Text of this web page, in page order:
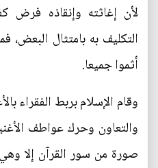
لأن إغاثته وإنقاذه فرض
التكليف به بامتثال البعض،
أثموا جميعا.
وقام الإسلام بربط الفقراء
والتعاون وحرك عواطف
صورة من سور القرآن إلا